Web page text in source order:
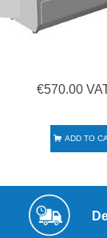
€570.00
ADD TO